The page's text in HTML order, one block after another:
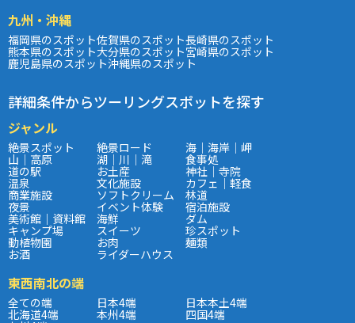
九州・沖縄
福岡県のスポット佐賀県のスポット長崎県のスポット
熊本県のスポット大分県のスポット宮崎県のスポット
鹿児島県のスポット沖縄県のスポット
詳細条件からツーリングスポットを探す
ジャンル
絶景スポット 絶景ロード 海｜海岸｜岬
山｜高原 湖｜川｜滝 食事処
道の駅 お土産 神社｜寺院
温泉 文化施設 カフェ｜軽食
商業施設 ソフトクリーム 林道
夜景 イベント体験 宿泊施設
美術館｜資料館 海鮮 ダム
キャンプ場 スイーツ 珍スポット
動植物園 お肉 麺類
お酒 ライダーハウス
東西南北の端
全ての端 日本4端 日本本土4端
北海道4端 本州4端 四国4端